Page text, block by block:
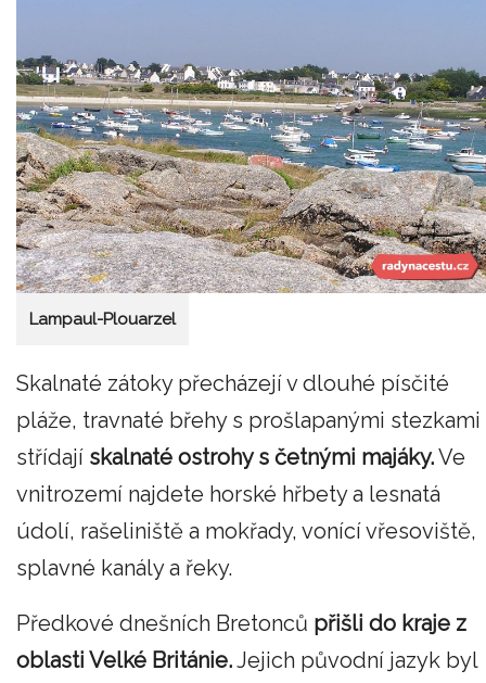
Lampaul-Plouarzel
Skalnaté zátoky přecházejí v dlouhé písčité
pláže, travnaté břehy s prošlapanými stezkami
střídají skalnaté ostrohy s četnými majáky.Ve
vnitrozemí najdete horské hřbety a lesnatá
údolí, rašeliniště a mokřady, vonící vřesoviště,
splavné kanály a řeky.
Předkové dnešních Bretonců přišli do kraje z
oblasti Velké Británie.Jejich původní jazyk byl